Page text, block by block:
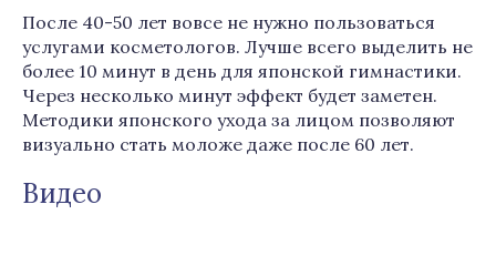
После 40-50 лет вовсе не нужно пользоваться
услугами косметологов. Лучше всего выделить не
более 10 минут в день для японской гимнастики.
Через несколько минут эффект будет заметен.
Методики японского ухода за лицом позволяют
визуально стать моложе даже после 60 лет.
Видео